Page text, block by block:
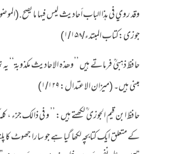
وقد روي في هذا الباب أحاديث ليس فيها ما
جوزی:کتاب المبتدء/۱/۱۵۸)
حافظ ذہبیؒ فرماتے ہیں ’’وھذہ الاحادیث مکذوبۃ‘‘
مبنی ہیں۔ (میزان الاعتدال: ۱/۱۲۹)
حافظ ابن قیم الجوزی ؒ لکھتے ہیں: ’’ و في ذالک جزء
کے متعلق ایک کتابچہ لکھا گیا ہے جو سارا جھوٹ